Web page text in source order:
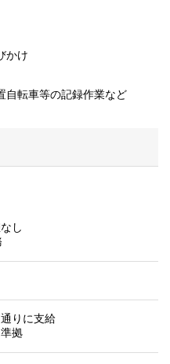
かけ
自転車等の記録作業など
し
りに支給
拠